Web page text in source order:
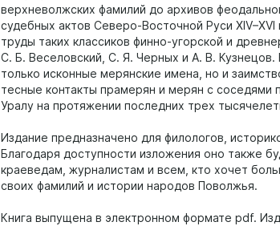
верхневолжских фамилий до архивов
судебных актов Северо-Восточной Руси
труды таких классиков финно-угорской и
С. Б. Веселовский, С. Я. Черных и А. В. Кузнецов.
только исконные мерянские имена, но и
тесные контакты прамерян и мерян с
Уралу на протяжении последних трех
Издание предназначено для филологов,
Благодаря доступности изложения оно также
краеведам, журналистам и всем, кто хочет
своих фамилий и истории народов Поволжья.
Книга выпущена в электронном формате pdf.